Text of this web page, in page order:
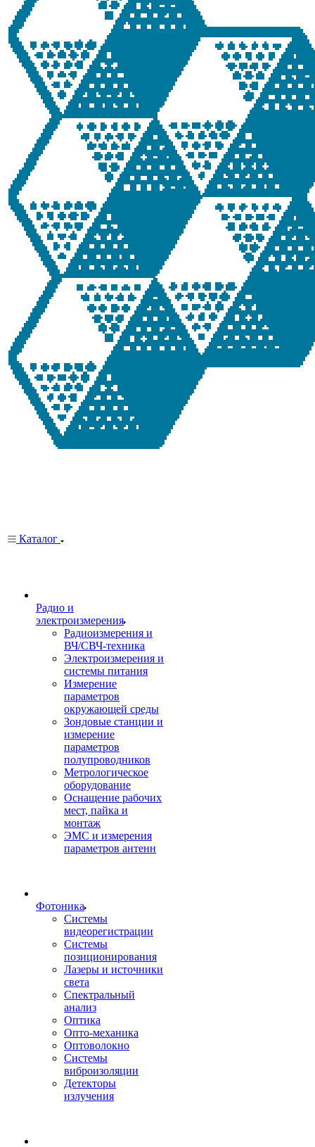
Каталог
Радио и
электроизмерения
Радиоизмерения и
ВЧ/СВЧ-техника
Электроизмерения и
системы питания
Измерение
параметров
окружающей среды
Зондовые станции и
измерение
параметров
полупроводников
Метрологическое
оборудование
Оснащение рабочих
мест, пайка и
монтаж
ЭМС и измерения
параметров антенн
Фотоника
Cистемы
видеорегистрации
Системы
позиционирования
Лазеры и источники
света
Спектральный
анализ
Оптика
Опто-механика
Оптоволокно
Системы
виброизоляции
Детекторы
излучения